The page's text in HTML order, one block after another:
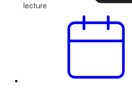
lecture